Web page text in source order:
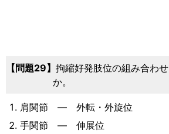
29
拘縮好発肢位の組み合わ
か。
肩関節 ― 外転・外旋位
手関節 ― 伸展位